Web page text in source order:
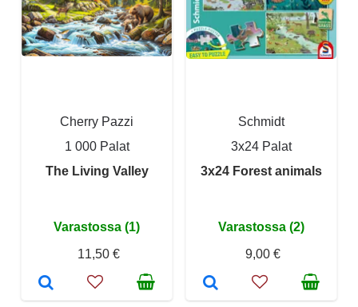
Cherry Pazzi
1 000 Palat
The Living Valley
Varastossa (1)
11,50 €
Schmidt
3x24 Palat
3x24 Forest animals
Varastossa (2)
9,00 €